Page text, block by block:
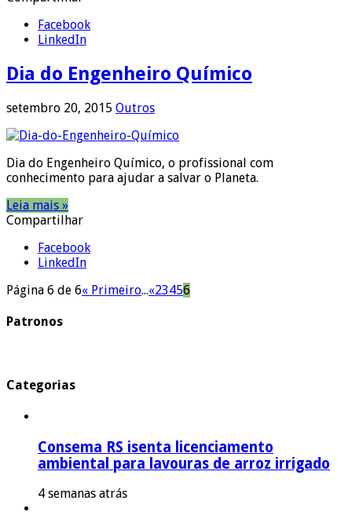
Facebook
LinkedIn
Dia do Engenheiro Químico
setembro 20, 2015 Outros
Dia do Engenheiro Químico, o profissional com
conhecimento para ajudar a salvar o Planeta.
Leia mais »
Compartilhar
Facebook
LinkedIn
Página 6 de 6« Primeiro...«23456
Patronos
Categorias
Consema RS isenta licenciamento
ambiental para lavouras de arroz irrigado
4 semanas atrás